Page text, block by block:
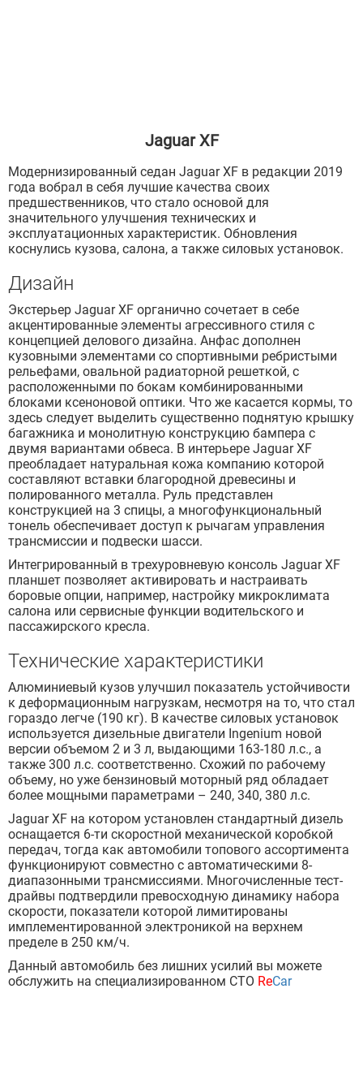
Jaguar XF
Модернизированный седан Jaguar XF в редакции 2019
года вобрал в себя лучшие качества своих
предшественников, что стало основой для
значительного улучшения технических и
эксплуатационных характеристик. Обновления
коснулись кузова, салона, а также силовых установок.
Дизайн
Экстерьер Jaguar XF органично сочетает в себе
акцентированные элементы агрессивного стиля с
концепцией делового дизайна. Анфас дополнен
кузовными элементами со спортивными ребристыми
рельефами, овальной радиаторной решеткой, с
расположенными по бокам комбинированными
блоками ксеноновой оптики. Что же касается кормы, то
здесь следует выделить существенно поднятую крышку
багажника и монолитную конструкцию бампера с
двумя вариантами обвеса. В интерьере Jaguar XF
преобладает натуральная кожа компанию которой
составляют вставки благородной древесины и
полированного металла. Руль представлен
конструкцией на 3 спицы, а многофункциональный
тонель обеспечивает доступ к рычагам управления
трансмиссии и подвески шасси.
Интегрированный в трехуровневую консоль Jaguar XF
планшет позволяет активировать и настраивать
боровые опции, например, настройку микроклимата
салона или сервисные функции водительского и
пассажирского кресла.
Технические характеристики
Алюминиевый кузов улучшил показатель устойчивости
к деформационным нагрузкам, несмотря на то, что стал
гораздо легче (190 кг). В качестве силовых установок
используется дизельные двигатели Ingenium новой
версии объемом 2 и 3 л, выдающими 163-180 л.с., а
также 300 л.с. соответственно. Схожий по рабочему
объему, но уже бензиновый моторный ряд обладает
более мощными параметрами – 240, 340, 380 л.с.
Jaguar XF на котором установлен стандартный дизель
оснащается 6-ти скоростной механической коробкой
передач, тогда как автомобили топового ассортимента
функционируют совместно с автоматическими 8-
диапазонными трансмиссиями. Многочисленные тест-
драйвы подтвердили превосходную динамику набора
скорости, показатели которой лимитированы
имплементированной электроникой на верхнем
пределе в 250 км/ч.
Данный автомобиль без лишних усилий вы можете
обслужить на специализированном СТО ReCar